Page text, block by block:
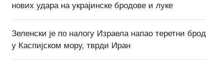
нових удара на украјинске бродове и луке
Зеленски је по налогу Израела напао теретни брод
у Каспијском мору, тврди Иран